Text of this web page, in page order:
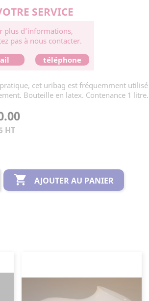
SERVICE
plus d’informations,
pas à nous contacter.
téléphone
cet uribag est fréquemment utilisé
Bouteille en latex. Contenance 1 litre.
HT
 AJOUTER AU PANIER